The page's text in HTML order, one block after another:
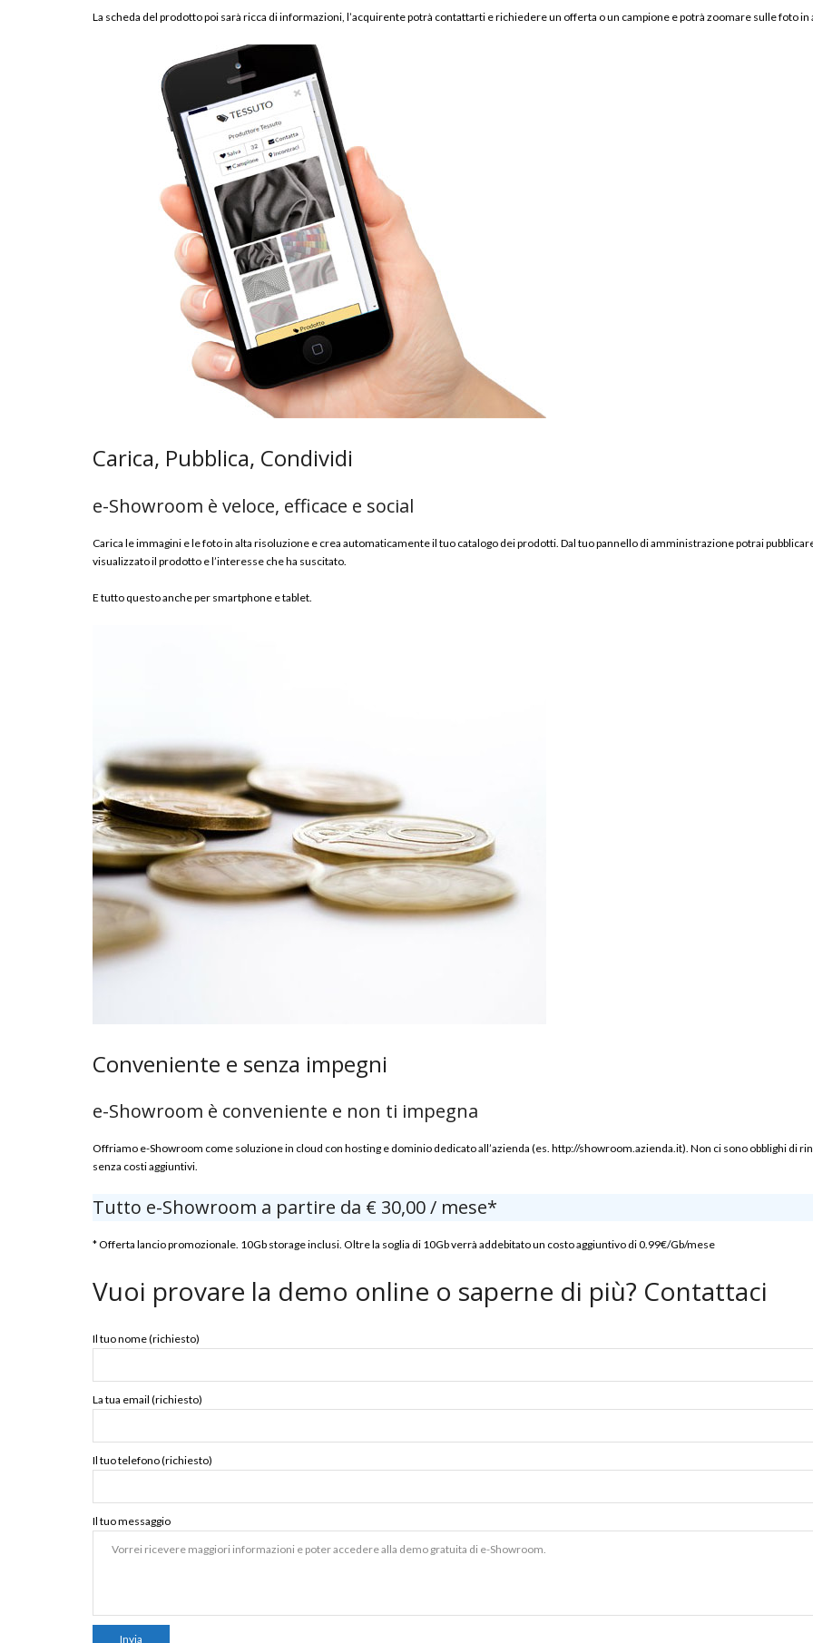
La scheda del prodotto poi sarà ricca di informazioni, l’acquirente potrà contattarti e richiedere un offerta o un campione e potrà zoomare sulle foto in
Carica, Pubblica, Condividi
e-Showroom è veloce, efficace e social
Carica le immagini e le foto in alta risoluzione e crea automaticamente il tuo catalogo dei prodotti. Dal tuo pannello di amministrazione potrai
visualizzato il prodotto e l’interesse che ha suscitato.
E tutto questo anche per smartphone e tablet.
Conveniente e senza impegni
e-Showroom è conveniente e non ti impegna
Offriamo e-Showroom come soluzione in cloud con hosting e dominio dedicato all’azienda (es. http://showroom.azienda.it). Non ci sono obblighi di
senza costi aggiuntivi.
Tutto e-Showroom a partire da € 30,00 / mese*
* Offerta lancio promozionale. 10Gb storage inclusi. Oltre la soglia di 10Gb verrà addebitato un costo aggiuntivo di 0.99€/Gb/mese
Vuoi provare la demo online o saperne di più? Contattaci
Il tuo nome (richiesto)
La tua email (richiesto)
Il tuo telefono (richiesto)
Il tuo messaggio